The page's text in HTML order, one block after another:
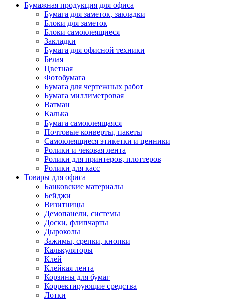
Бумажная продукция для офиса
Бумага для заметок, закладки
Блоки для заметок
Блоки самоклеящиеся
Закладки
Бумага для офисной техники
Белая
Цветная
Фотобумага
Бумага для чертежных работ
Бумага миллиметровая
Ватман
Калька
Бумага самоклеящаяся
Почтовые конверты, пакеты
Самоклеящиеся этикетки и ценники
Ролики и чековая лента
Ролики для принтеров, плоттеров
Ролики для касс
Товары для офиса
Банковские материалы
Бейджи
Визитницы
Демопанели, системы
Доски, флипчарты
Дыроколы
Зажимы, срепки, кнопки
Калькуляторы
Клей
Клейкая лента
Корзины для бумаг
Корректирующие средства
Лотки